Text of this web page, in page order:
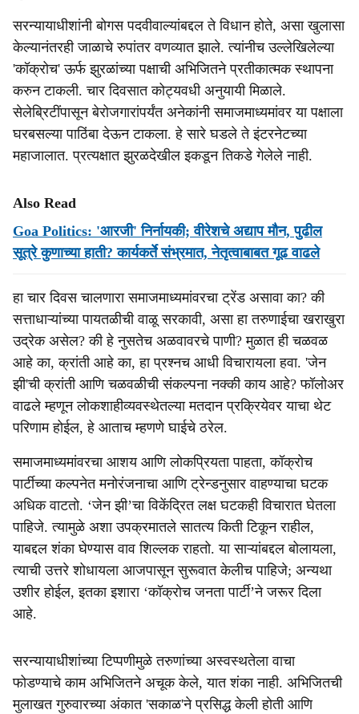
सरन्यायाधीशांनी बोगस पदवीवाल्यांबद्दल ते विधान होते, असा खुलासा
केल्यानंतरही जाळाचे रुपांतर वणव्यात झाले. त्यांनीच उल्लेखिलेल्या
'कॉक्रोच' ऊर्फ झुरळांच्या पक्षाची अभिजितने प्रतीकात्मक स्थापना
करुन टाकली. चार दिवसात कोट्यवधी अनुयायी मिळाले.
सेलेब्रिटींपासून बेरोजगारांपर्यंत अनेकांनी समाजमाध्यमांवर या पक्षाला
घरबसल्या पाठिंबा देऊन टाकला. हे सारे घडले ते इंटरनेटच्या
महाजालात. प्रत्यक्षात झुरळदेखील इकडून तिकडे गेलेले नाही.
Also Read
Goa Politics: 'आरजी' निर्नायकी; वीरेशचे अद्याप मौन, पुढील
सूत्रे कुणाच्‍या हाती? कार्यकर्ते संभ्रमात, नेतृत्वाबाबत गूढ वाढले
हा चार दिवस चालणारा समाजमाध्यमांवरचा ट्रेंड असावा का? की
सत्ताधाऱ्यांच्या पायतळीची वाळू सरकावी, असा हा तरुणाईचा खराखुरा
उद्रेक असेल? की हे नुसतेच अळवावरचे पाणी? मुळात ही चळवळ
आहे का, क्रांती आहे का, हा प्रश्नच आधी विचारायला हवा. 'जेन
झी'ची क्रांती आणि चळवळीची संकल्पना नक्की काय आहे? फॉलोअर
वाढले म्हणून लोकशाहीव्यवस्थेतल्या मतदान प्रक्रियेवर याचा थेट
परिणाम होईल, हे आताच म्हणणे घाईचे ठरेल.
समाजमाध्यमांवरचा आशय आणि लोकप्रियता पाहता, कॉक्रोच
पार्टीच्या कल्पनेत मनोरंजनाचा आणि ट्रेन्डनुसार वाहण्याचा घटक
अधिक वाटतो. ‘जेन झी’चा विकेंद्रित लक्ष घटकही विचारात घेतला
पाहिजे. त्यामुळे अशा उपक्रमातले सातत्य किती टिकून राहील,
याबद्दल शंका घेण्यास वाव शिल्लक राहतो. या साऱ्यांबद्दल बोलायला,
त्याची उत्तरे शोधायला आजपासून सुरूवात केलीच पाहिजे; अन्यथा
उशीर होईल, इतका इशारा ‘कॉक्रोच जनता पार्टी’ने जरूर दिला
आहे.
सरन्यायाधीशांच्या टिप्पणीमुळे तरुणांच्या अस्वस्थतेला वाचा
फोडण्याचे काम अभिजितने अचूक केले, यात शंका नाही. अभिजितची
मुलाखत गुरुवारच्या अंकात 'सकाळ'ने प्रसिद्ध केली होती आणि